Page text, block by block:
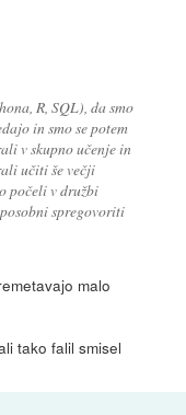
R, SQL), da smo
in smo se potem
v skupno učenje in
učiti še večji
počeli v družbi
spregovoriti
malo
tako falil smisel